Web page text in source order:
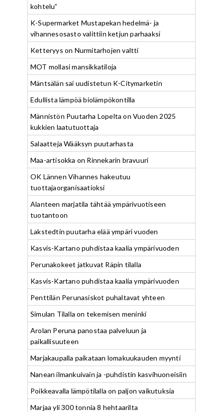
kohtelu”
K-Supermarket Mustapekan hedelmä- ja
vihannesosasto valittiin ketjun parhaaksi
Ketteryys on Nurmitarhojen valtti
MOT mollasi mansikkatiloja
Mäntsälän sai uudistetun K-Citymarketin
Edullista lämpöä biolämpökontilla
Männistön Puutarha Lopelta on Vuoden 2025
kukkien laatutuottaja
Salaatteja Wääksyn puutarhasta
Maa-artisokka on Rinnekarin bravuuri
OK Lännen Vihannes hakeutuu
tuottajaorganisaatioksi
Alanteen marjatila tähtää ympärivuotiseen
tuotantoon
Lakstedtin puutarha elää ympäri vuoden
Kasvis-Kartano puhdistaa kaalia ympärivuoden
Perunakokeet jatkuvat Räpin tilalla
Kasvis-Kartano puhdistaa kaalia ympärivuoden
Penttilän Perunasiskot puhaltavat yhteen
Simulan Tilalla on tekemisen meninki
Arolan Peruna panostaa palveluun ja
paikallisuuteen
Marjakaupalla paikataan lomakuukauden myynti
Nanean ilmankuivain ja -puhdistin kasvihuoneisiin
Poikkeavalla lämpötilalla on paljon vaikutuksia
Marjaa yli 300 tonnia 8 hehtaarilta